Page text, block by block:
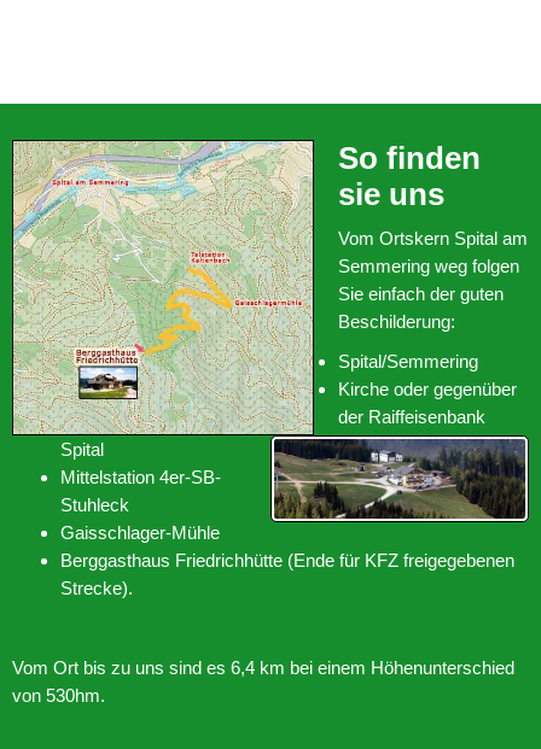
So finden
sie uns
Vom Ortskern Spital am
Semmering weg folgen
Sie einfach der guten
Beschilderung:
Spital/Semmering
Kirche oder gegenüber
der Raiffeisenbank
Spital
Mittelstation 4er-SB-
Stuhleck
Gaisschlager-Mühle
Berggasthaus Friedrichhütte (Ende für KFZ freigegebenen
Strecke).
Vom Ort bis zu uns sind es 6,4 km bei einem Höhenunterschied
von 530hm.